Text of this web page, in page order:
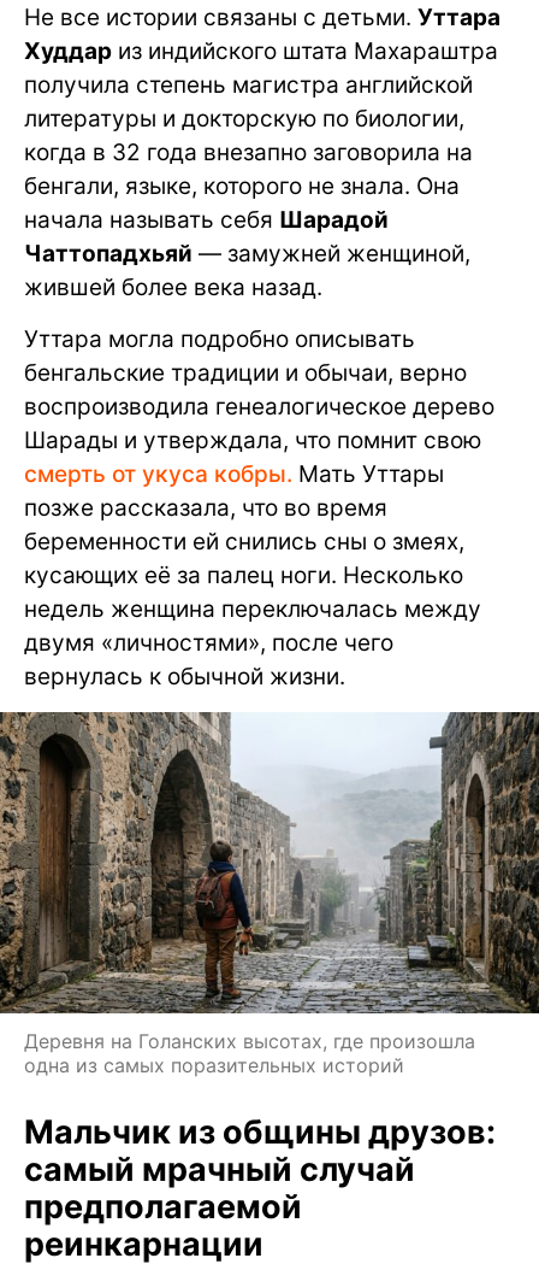
Не все истории связаны с детьми. Уттара
Худдар из индийского штата Махараштра
получила степень магистра английской
литературы и докторскую по биологии,
когда в 32 года внезапно заговорила на
бенгали, языке, которого не знала. Она
начала называть себя Шарадой
Чаттопадхьяй — замужней женщиной,
жившей более века назад.
Уттара могла подробно описывать
бенгальские традиции и обычаи, верно
воспроизводила генеалогическое дерево
Шарады и утверждала, что помнит свою
смерть от укуса кобры. Мать Уттары
позже рассказала, что во время
беременности ей снились сны о змеях,
кусающих её за палец ноги. Несколько
недель женщина переключалась между
двумя «личностями», после чего
вернулась к обычной жизни.
Деревня на Голанских высотах, где произошла
одна из самых поразительных историй
Мальчик из общины друзов:
самый мрачный случай
предполагаемой
реинкарнации